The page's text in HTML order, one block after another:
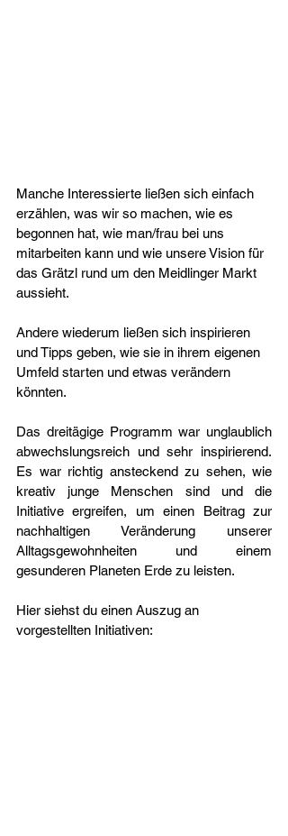
Manche Interessierte ließen sich einfach
erzählen, was wir so machen, wie es
begonnen hat, wie man/frau bei uns
mitarbeiten kann und wie unsere Vision für
das Grätzl rund um den Meidlinger Markt
aussieht.
Andere wiederum ließen sich inspirieren
und Tipps geben, wie sie in ihrem eigenen
Umfeld starten und etwas verändern
könnten.
Das dreitägige Programm war unglaublich
abwechslungsreich und sehr inspirierend.
Es war richtig ansteckend zu sehen, wie
kreativ junge Menschen sind und die
Initiative ergreifen, um einen Beitrag zur
nachhaltigen Veränderung unserer
Alltagsgewohnheiten und einem
gesunderen Planeten Erde zu leisten.
Hier siehst du einen Auszug an
vorgestellten Initiativen: